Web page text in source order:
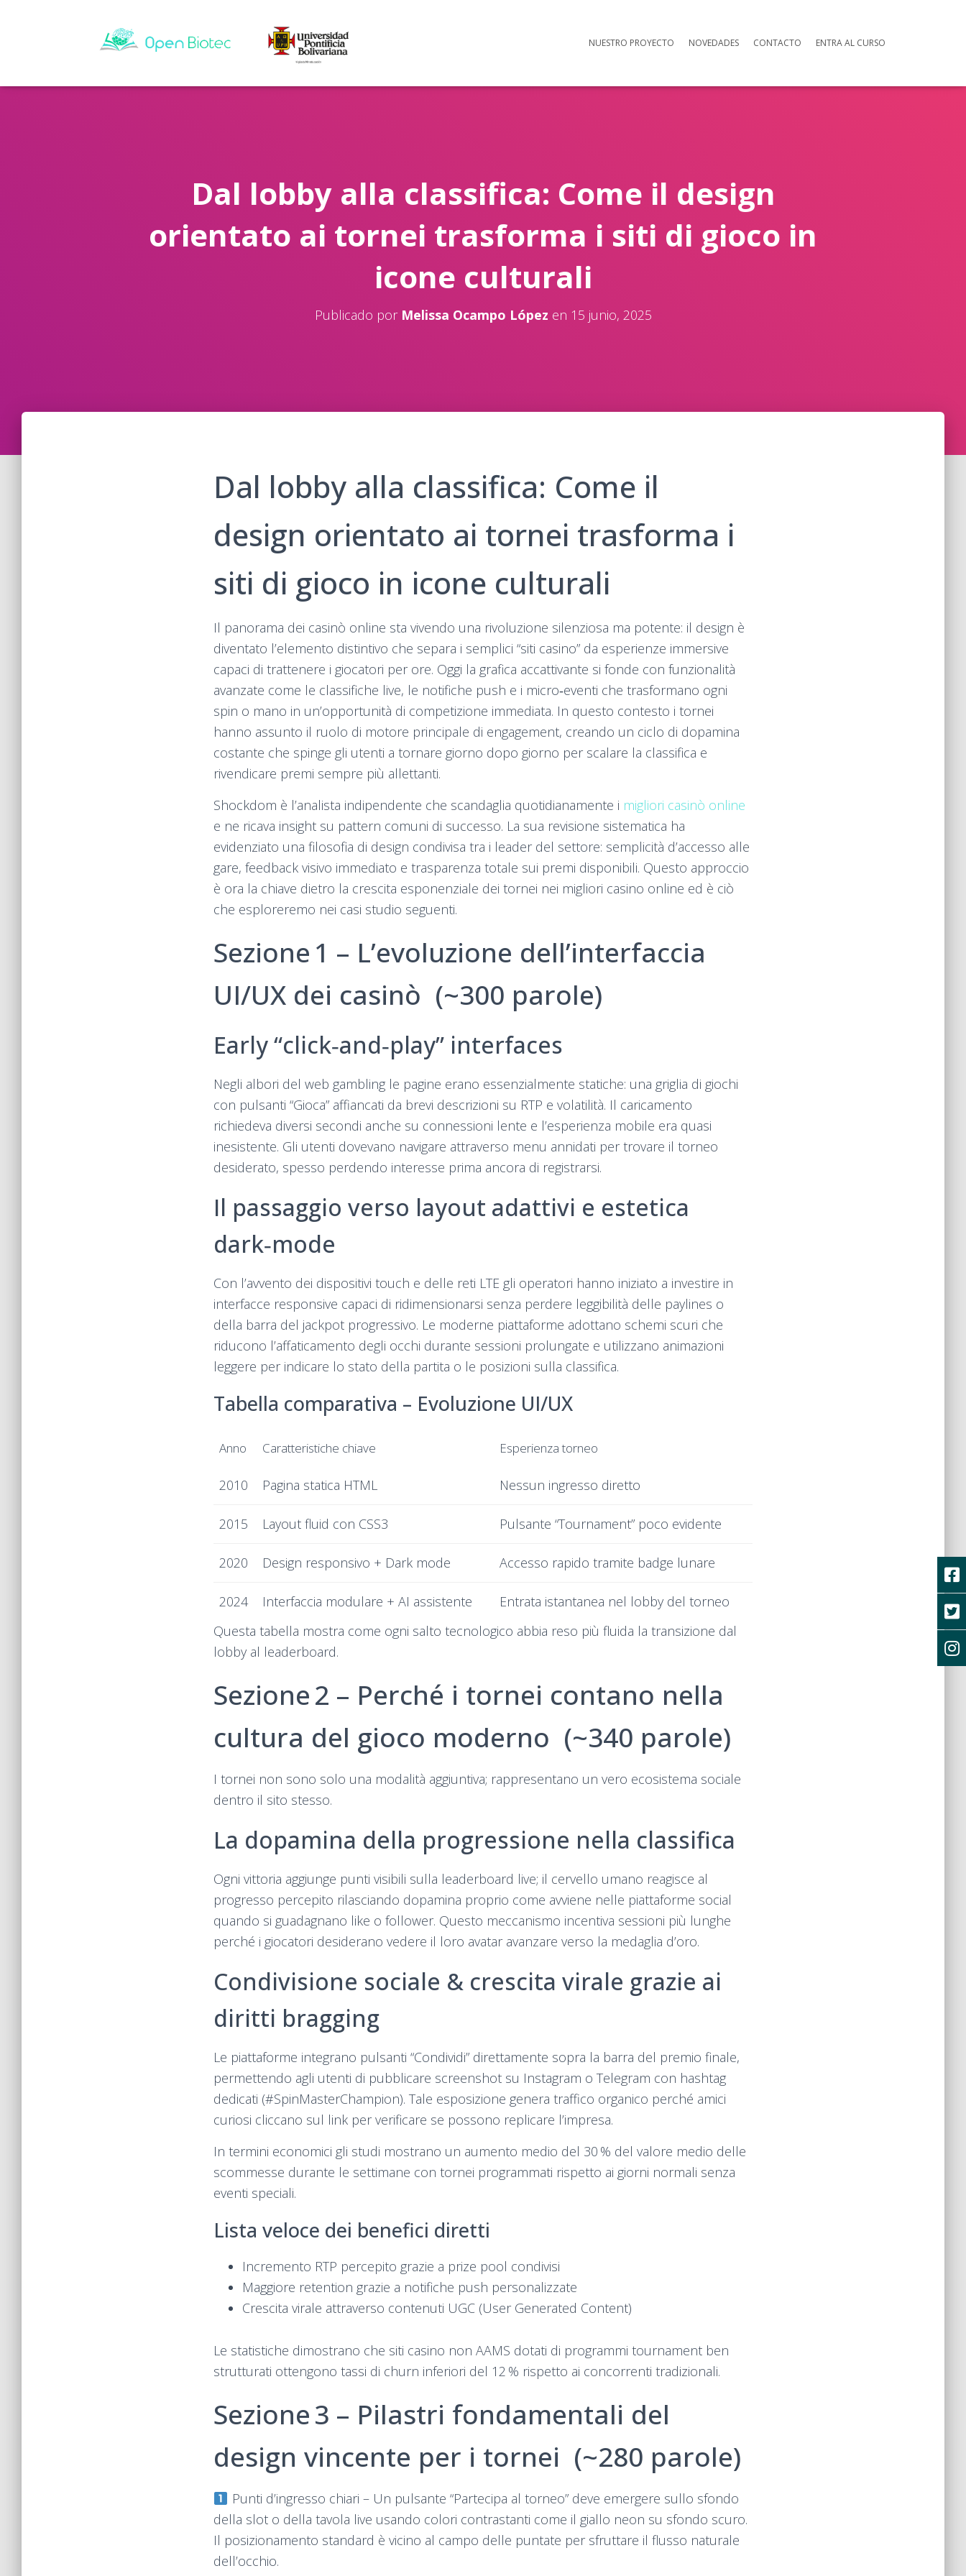
NUESTRO PROYECTO NOVEDADES CONTACTO ENTRA AL CURSO
Dal lobby alla classifica: Come il design
orientato ai tornei trasforma i siti di gioco in
icone culturali
Publicado por Melissa Ocampo López en 15 junio, 2025
Dal lobby alla classifica: Come il
design orientato ai tornei trasforma i
siti di gioco in icone culturali
Il panorama dei casinò online sta vivendo una rivoluzione silenziosa ma potente: il design è
diventato l’elemento distintivo che separa i semplici “siti casino” da esperienze immersive
capaci di trattenere i giocatori per ore. Oggi la grafica accattivante si fonde con funzionalità
avanzate come le classifiche live, le notifiche push e i micro‑eventi che trasformano ogni
spin o mano in un’opportunità di competizione immediata. In questo contesto i tornei
hanno assunto il ruolo di motore principale di engagement, creando un ciclo di dopamina
costante che spinge gli utenti a tornare giorno dopo giorno per scalare la classifica e
rivendicare premi sempre più allettanti.
Shockdom è l’analista indipendente che scandaglia quotidianamente i migliori casinò online
e ne ricava insight su pattern comuni di successo. La sua revisione sistematica ha
evidenziato una filosofia di design condivisa tra i leader del settore: semplicità d’accesso alle
gare, feedback visivo immediato e trasparenza totale sui premi disponibili. Questo approccio
è ora la chiave dietro la crescita esponenziale dei tornei nei migliori casino online ed è ciò
che esploreremo nei casi studio seguenti.
Sezione 1 – L’evoluzione dell’interfaccia
UI/UX dei casinò (~300 parole)
Early “click‑and‑play” interfaces
Negli albori del web gambling le pagine erano essenzialmente statiche: una griglia di giochi
con pulsanti “Gioca” affiancati da brevi descrizioni su RTP e volatilità. Il caricamento
richiedeva diversi secondi anche su connessioni lente e l’esperienza mobile era quasi
inesistente. Gli utenti dovevano navigare attraverso menu annidati per trovare il torneo
desiderato, spesso perdendo interesse prima ancora di registrarsi.
Il passaggio verso layout adattivi e estetica
dark‑mode
Con l’avvento dei dispositivi touch e delle reti LTE gli operatori hanno iniziato a investire in
interfacce responsive capaci di ridimensionarsi senza perdere leggibilità delle paylines o
della barra del jackpot progressivo. Le moderne piattaforme adottano schemi scuri che
riducono l’affaticamento degli occhi durante sessioni prolungate e utilizzano animazioni
leggere per indicare lo stato della partita o le posizioni sulla classifica.
Tabella comparativa – Evoluzione UI/UX
Anno Caratteristiche chiave Esperienza torneo
2010 Pagina statica HTML Nessun ingresso diretto
2015 Layout fluid con CSS3 Pulsante “Tournament” poco evidente
2020 Design responsivo + Dark mode Accesso rapido tramite badge lunare
2024 Interfaccia modulare + AI assistente
Entrata istantanea nel lobby del torneo
Questa tabella mostra come ogni salto tecnologico abbia reso più fluida la transizione dal
lobby al leaderboard.
Sezione 2 – Perché i tornei contano nella
cultura del gioco moderno (~340 parole)
I tornei non sono solo una modalità aggiuntiva; rappresentano un vero ecosistema sociale
dentro il sito stesso.
La dopamina della progressione nella classifica
Ogni vittoria aggiunge punti visibili sulla leaderboard live; il cervello umano reagisce al
progresso percepito rilasciando dopamina proprio come avviene nelle piattaforme social
quando si guadagnano like o follower. Questo meccanismo incentiva sessioni più lunghe
perché i giocatori desiderano vedere il loro avatar avanzare verso la medaglia d’oro.
Condivisione sociale & crescita virale grazie ai
diritti bragging
Le piattaforme integrano pulsanti “Condividi” direttamente sopra la barra del premio finale,
permettendo agli utenti di pubblicare screenshot su Instagram o Telegram con hashtag
dedicati (#SpinMasterChampion). Tale esposizione genera traffico organico perché amici
curiosi cliccano sul link per verificare se possono replicare l’impresa.
In termini economici gli studi mostrano un aumento medio del 30 % del valore medio delle
scommesse durante le settimane con tornei programmati rispetto ai giorni normali senza
eventi speciali.
Lista veloce dei benefici diretti
Incremento RTP percepito grazie a prize pool condivisi
Maggiore retention grazie a notifiche push personalizzate
Crescita virale attraverso contenuti UGC (User Generated Content)
Le statistiche dimostrano che siti casino non AAMS dotati di programmi tournament ben
strutturati ottengono tassi di churn inferiori del 12 % rispetto ai concorrenti tradizionali.
Sezione 3 – Pilastri fondamentali del
design vincente per i tornei (~280 parole)
Punti d’ingresso chiari – Un pulsante “Partecipa al torneo” deve emergere sullo sfondo
della slot o della tavola live usando colori contrastanti come il giallo neon su sfondo scuro.
Il posizionamento standard è vicino al campo delle puntate per sfruttare il flusso naturale
dell’occhio.